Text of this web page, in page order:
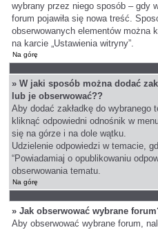
wybrany przez niego sposób – gdy
forum pojawiła się nowa treść.
obserwowanych elementów można
na karcie „Ustawienia witryny”.
Na górę
» W jaki sposób można dodać
lub je obserwować??
Aby dodać zakładkę do wybranego
kliknąć odpowiedni odnośnik w
się na górze i na dole wątku.
Udzielenie odpowiedzi w temacie,
“Powiadamiaj o opublikowaniu
obserwowania tematu.
Na górę
» Jak obserwować wybrane
Aby obserwować wybrane forum,